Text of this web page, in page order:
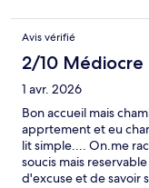
Avis vérifié
2/10 Médiocre
1 avr. 2026
Bon accueil mais
apprtement et eu
lit simple.... On.me
soucis mais
d'excuse et de savoir